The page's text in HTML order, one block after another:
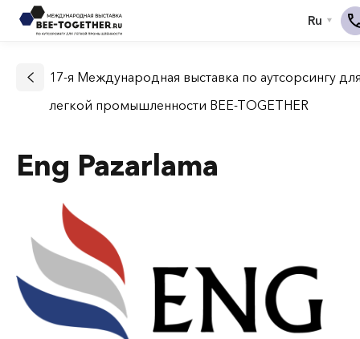
17-я Международная выставка по аутсорсингу
легкой промышленности BEE-TOGETHER
Eng Pazarlama